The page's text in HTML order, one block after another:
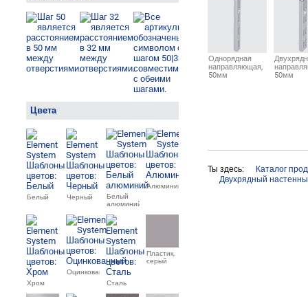
Цвета
Белый Черный
Белый
алюминий
Алюминий
Хром
Оцинкованный
Сталь
Пластик,
серый
Однорядная
направляющая,
50мм
50мм
Ты здесь:
Каталог
Двухрядный